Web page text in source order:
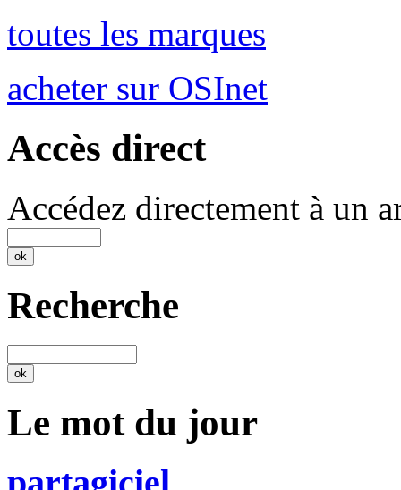
toutes les marques
acheter sur OSInet
Accès direct
Accédez directement à un
Recherche
Le mot du jour